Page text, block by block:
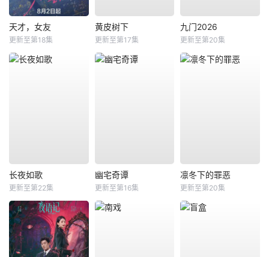
天才，女友
更新至第18集
黄皮树下
更新至第17集
九门2026
更新至第20集
长夜如歌
更新至第22集
幽宅奇谭
更新至第16集
凛冬下的罪恶
更新至第20集